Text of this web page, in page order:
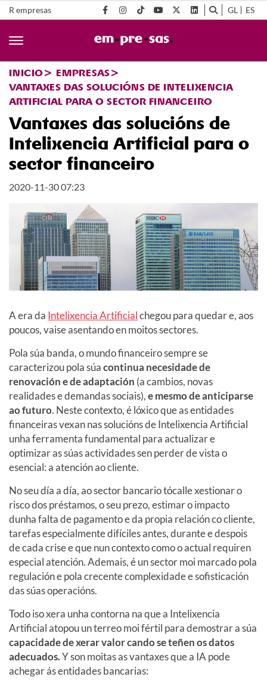
R empresas GL ES
INICIO
EMPRESAS
VANTAXES DAS SOLUCIÓNS DE INTELIXENCIA
ARTIFICIAL PARA O SECTOR FINANCEIRO
Vantaxes das solucións de
Intelixencia Artificial para o
sector financeiro
2020-11-30 07:23
A era da Intelixencia Artificialchegou para quedar e, aos
poucos, vaise asentando en moitos sectores.
Pola súa banda, o mundo financeiro sempre se
caracterizou pola súacontinua necesidade de
renovación e de adaptación (a cambios, novas
realidades e demandas sociais),e mesmo de anticiparse
ao futuro. Neste contexto, é lóxico que as entidades
financeiras vexan nas solucións de Intelixencia Artificial
unha ferramenta fundamental para actualizar e
optimizar as súas actividades sen perder de vista o
esencial: a atención ao cliente.
No seu día a día, ao sector bancario tócalle xestionar o
risco dos préstamos, o seu prezo, estimar o impacto
dunha falta de pagamento e da propia relación co cliente,
tarefas especialmente difíciles antes, durante e despois
de cada crise e que nun contexto como o actual requiren
especial atención. Ademais, é un sector moi marcado pola
regulación e pola crecente complexidade e sofisticación
das súas operacións.
Todo iso xera unha contorna na que a Intelixencia
Artificial atopou un terreo moi fértil para demostrar a súa
capacidade de xerar valor cando se teñen os datos
adecuados.Y son moitas as vantaxes que a IA pode
achegar ás entidades bancarias: